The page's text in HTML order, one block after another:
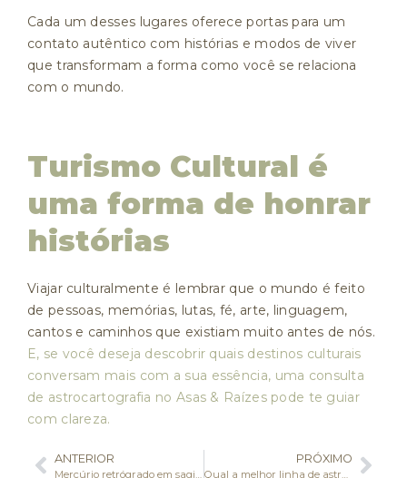
Cada um desses lugares oferece portas para um
contato autêntico com histórias e modos de viver
que transformam a forma como você se relaciona
com o mundo.
Turismo Cultural é
uma forma de honrar
histórias
Viajar culturalmente é lembrar que o mundo é feito
de pessoas, memórias, lutas, fé, arte, linguagem,
cantos e caminhos que existiam muito antes de nós.
E, se você deseja descobrir quais destinos culturais
conversam mais com a sua essência, uma consulta
de astrocartografia no Asas & Raízes pode te guiar
com clareza.
ANTERIOR PRÓXIMO